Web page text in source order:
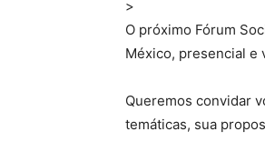
>
O próximo Fórum
México, presencial e
Queremos convidar
temáticas, sua